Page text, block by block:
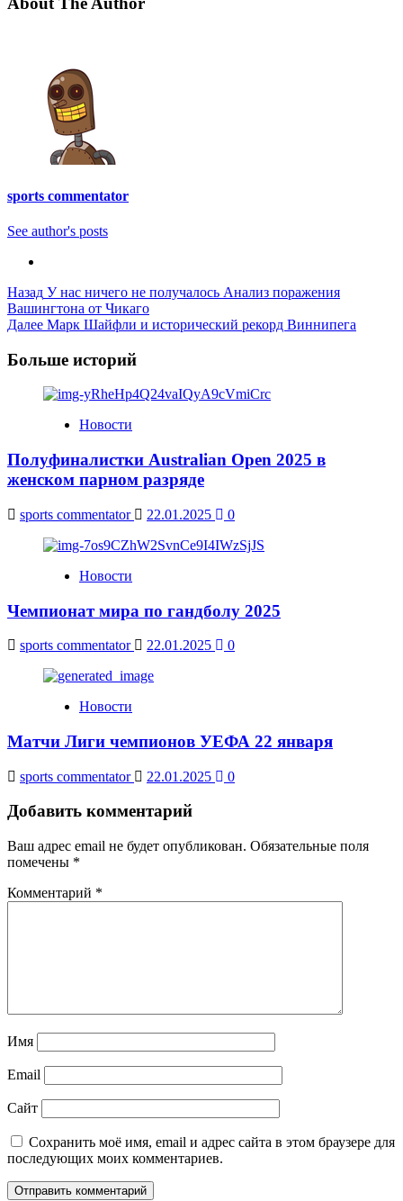
sports commentator
See author's posts
Post
Navigation
Назад У нас ничего не получалось Анализ поражения
Вашингтона от Чикаго
Далее Марк Шайфли и исторический рекорд Виннипега
Больше историй
Новости
Полуфиналистки Australian Open 2025 в
женском парном разряде
sports commentator 22.01.2025 0
Новости
Чемпионат мира по гандболу 2025
sports commentator 22.01.2025 0
Новости
Матчи Лиги чемпионов УЕФА 22 января
sports commentator 22.01.2025 0
Добавить комментарий
Ваш адрес email не будет опубликован. Обязательные поля
помечены *
Комментарий *
Имя
Email
Сайт
Сохранить моё имя, email и адрес сайта в этом браузере для
последующих моих комментариев.